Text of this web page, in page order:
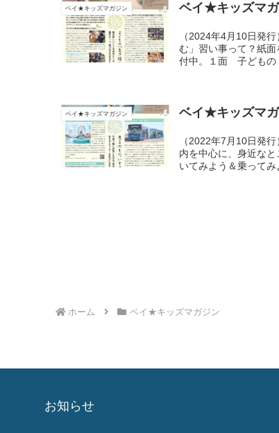
ベイ★キッズマガジン ベイ★キッズマ
（2024年4月10日発
む」習い事って？紙
付中。１面 子どもの
ベイ★キッズマガジン ベイ★キッズマ
（2022年7月10日発
内を中心に、身近な
いてみよう＆乗って
ホーム ベイ★キッズマガジン
お知らせ